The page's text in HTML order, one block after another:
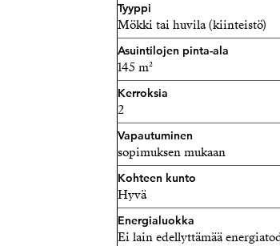
löytyy rannasta: erillinen
nauttimaan perinteisistä
Kokonaisuutta
talousrakennukset.
huolellisesti – muun
ikkunoita uusittu vuonna
tarkastettu ja huollettu.
Tämä kiinteistö tarjoaa
vakituinen asuminen,
hirsirakentaminen yhdessä
Tyyppi
Mökki tai huvila (kiinteistö)
Asuintilojen pinta-ala
145 m²
Kerroksia
2
Vapautuminen
sopimuksen mukaan
Kohteen kunto
Hyvä
Energialuokka
Ei lain edellyttämää